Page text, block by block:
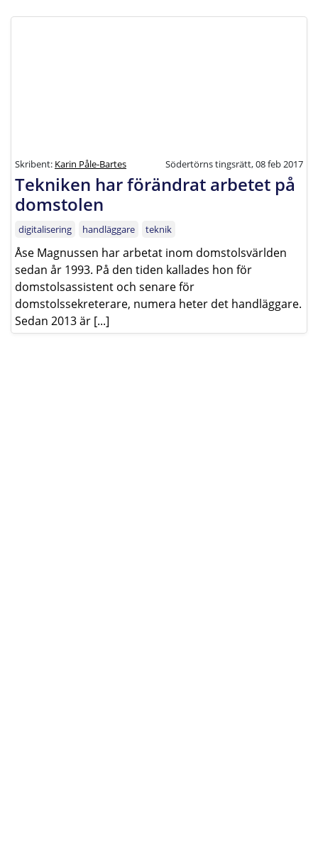
Skribent: Karin Påle-Bartes Södertörns tingsrätt, 08 feb 2017
Tekniken har förändrat arbetet på
domstolen
digitalisering handläggare teknik
Åse Magnussen har arbetat inom domstolsvärlden
sedan år 1993. På den tiden kallades hon för
domstolsassistent och senare för
domstolssekreterare, numera heter det handläggare.
Sedan 2013 är [...]